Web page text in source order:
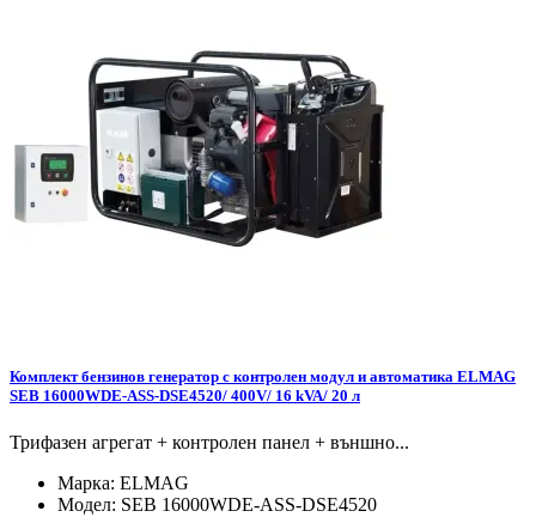
Комплект бензинов генератор с контролен модул и автоматика ELMAG
SEB 16000WDE-ASS-DSE4520/ 400V/ 16 kVA/ 20 л
Трифазен агрегат + контролен панел + външно...
Марка: ELMAG
Модел: SEB 16000WDE-ASS-DSE4520